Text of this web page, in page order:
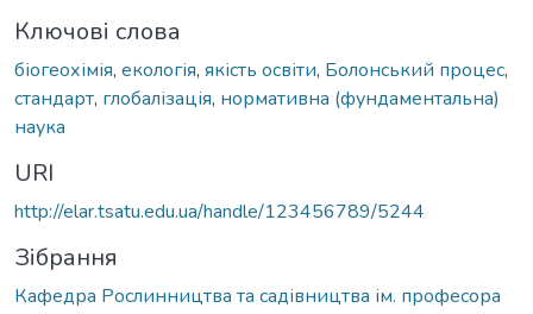
Ключові слова
біогеохімія, екологія, якість освіти, Болонський процес,
стандарт, глобалізація, нормативна (фундаментальна)
наука
URI
http://elar.tsatu.edu.ua/handle/123456789/5244
Зібрання
Кафедра Рослинництва та садівництва ім. професора